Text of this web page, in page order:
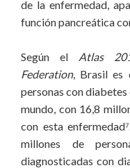
de la enfermedad,
función pancreática
Según el Atlas
Federation, Brasil es
personas con diabetes
mundo, con 16,8
con esta
millones de
diagnosticadas con